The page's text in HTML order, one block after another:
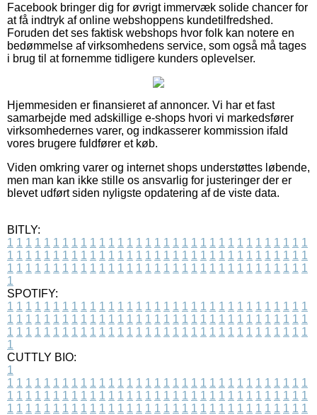
Facebook bringer dig for øvrigt immervæk solide chancer for
at få indtryk af online webshoppens kundetilfredshed.
Foruden det ses faktisk webshops hvor folk kan notere en
bedømmelse af virksomhedens service, som også må tages
i brug til at fornemme tidligere kunders oplevelser.
Hjemmesiden er finansieret af annoncer. Vi har et fast
samarbejde med adskillige e-shops hvori vi markedsfører
virksomhedernes varer, og indkasserer kommission ifald
vores brugere fuldfører et køb.
Viden omkring varer og internet shops understøttes løbende,
men man kan ikke stille os ansvarlig for justeringer der er
blevet udført siden nyligste opdatering af de viste data.
BITLY:
1 1 1 1 1 1 1 1 1 1 1 1 1 1 1 1 1 1 1 1 1 1 1 1 1 1 1 1 1 1 1 1 1
1 1 1 1 1 1 1 1 1 1 1 1 1 1 1 1 1 1 1 1 1 1 1 1 1 1 1 1 1 1 1 1 1
1 1 1 1 1 1 1 1 1 1 1 1 1 1 1 1 1 1 1 1 1 1 1 1 1 1 1 1 1 1 1 1 1
1
SPOTIFY:
1 1 1 1 1 1 1 1 1 1 1 1 1 1 1 1 1 1 1 1 1 1 1 1 1 1 1 1 1 1 1 1 1
1 1 1 1 1 1 1 1 1 1 1 1 1 1 1 1 1 1 1 1 1 1 1 1 1 1 1 1 1 1 1 1 1
1 1 1 1 1 1 1 1 1 1 1 1 1 1 1 1 1 1 1 1 1 1 1 1 1 1 1 1 1 1 1 1 1
1
CUTTLY BIO:
1
1 1 1 1 1 1 1 1 1 1 1 1 1 1 1 1 1 1 1 1 1 1 1 1 1 1 1 1 1 1 1 1 1
1 1 1 1 1 1 1 1 1 1 1 1 1 1 1 1 1 1 1 1 1 1 1 1 1 1 1 1 1 1 1 1 1
1 1 1 1 1 1 1 1 1 1 1 1 1 1 1 1 1 1 1 1 1 1 1 1 1 1 1 1 1 1 1 1 1